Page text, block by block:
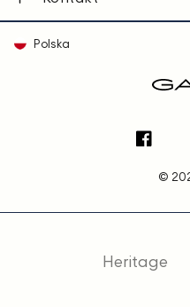
Polska
©
Heritage